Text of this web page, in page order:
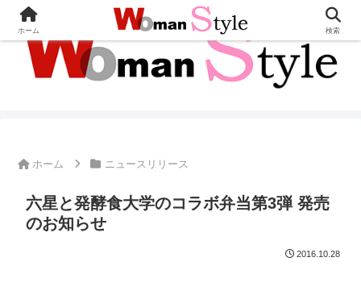
ホーム ニュースリリース
六星と発酵食大学のコラボ弁当第3弾 発売
のお知らせ
2016.10.28
ホーム 検索